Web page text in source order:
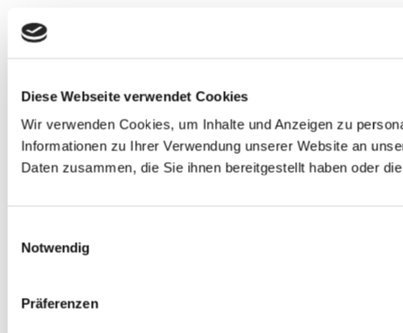
Diese Webseite verwendet Cookies
Wir verwenden Cookies, um Inhalte und Anzeigen zu
Informationen zu Ihrer Verwendung unserer Website an
Daten zusammen, die Sie ihnen bereitgestellt haben oder
Notwendig
Präferenzen